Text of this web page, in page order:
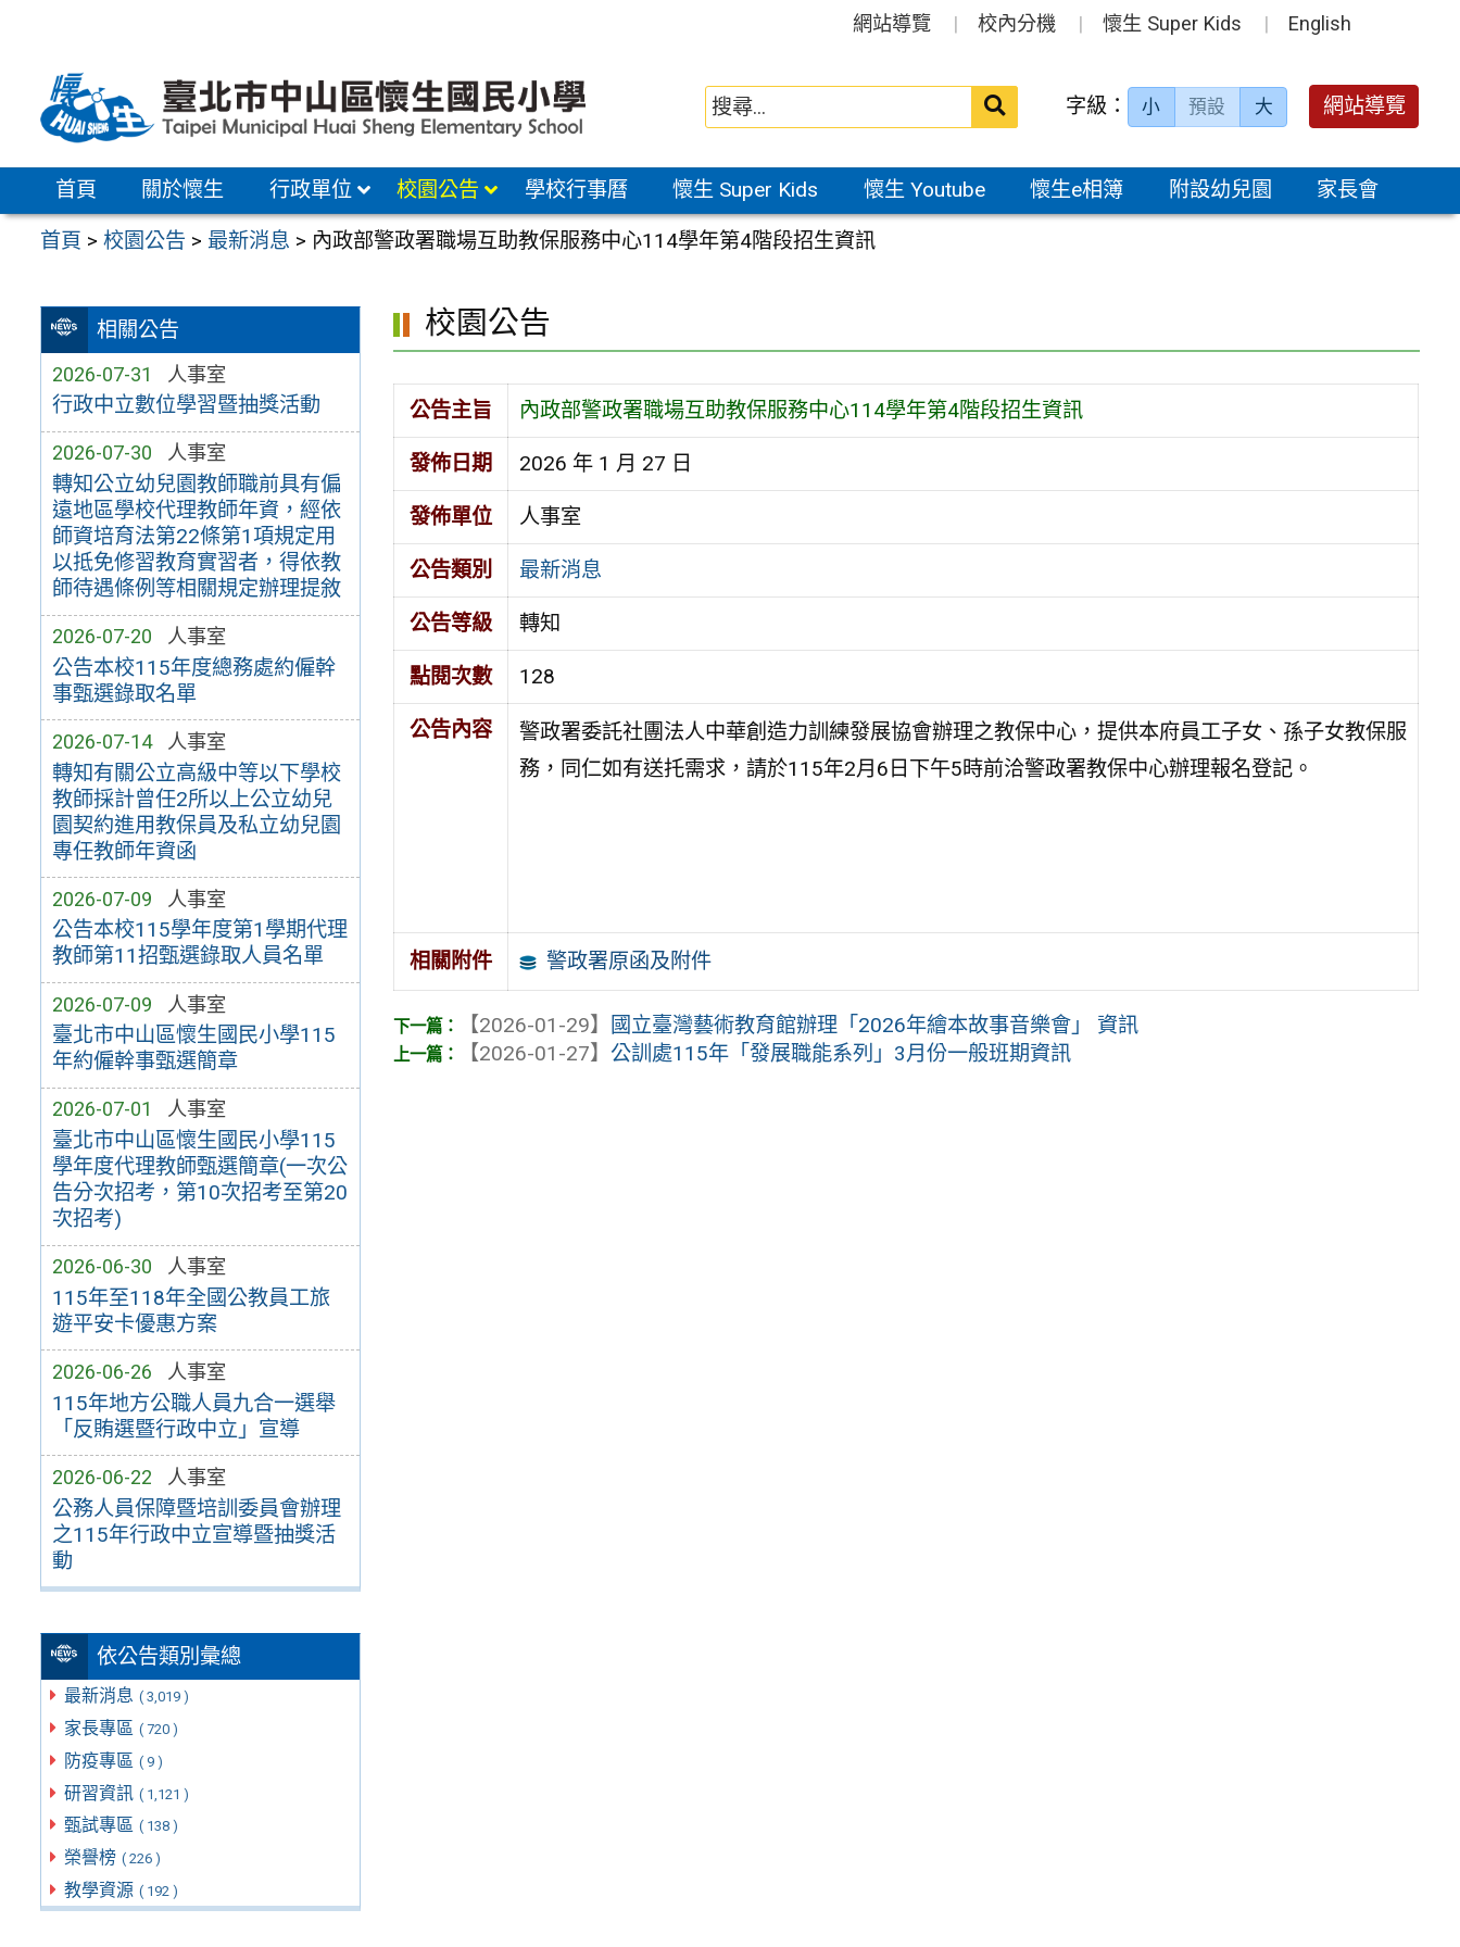
區
網站導覽 校內分機 懷生 Super Kids English
送出 字級： 小 預設 大 網站導覽
首頁 關於懷生 行政單位 校園公告 學校行事曆 懷生 Super Kids 懷生 Youtube 懷生e相簿 附設幼兒園 家長會
首頁 >校園公告 > 最新消息 > 內政部警政署職場互助教保服務中心114學年第4階段招生資訊
相關公告
2026-07-31 人事室
行政中立數位學習暨抽獎活動
2026-07-30 人事室
轉知公立幼兒園教師職前具有偏
遠地區學校代理教師年資，經依
師資培育法第22條第1項規定用
以抵免修習教育實習者，得依教
師待遇條例等相關規定辦理提敘
2026-07-20 人事室
公告本校115年度總務處約僱幹
事甄選錄取名單
2026-07-14 人事室
轉知有關公立高級中等以下學校
教師採計曾任2所以上公立幼兒
園契約進用教保員及私立幼兒園
專任教師年資函
2026-07-09 人事室
公告本校115學年度第1學期代理
教師第11招甄選錄取人員名單
2026-07-09 人事室
臺北市中山區懷生國民小學115
年約僱幹事甄選簡章
2026-07-01 人事室
臺北市中山區懷生國民小學115
學年度代理教師甄選簡章(一次公
告分次招考，第10次招考至第20
次招考)
2026-06-30 人事室
115年至118年全國公教員工旅
遊平安卡優惠方案
2026-06-26 人事室
115年地方公職人員九合一選舉
「反賄選暨行政中立」宣導
2026-06-22 人事室
公務人員保障暨培訓委員會辦理
之115年行政中立宣導暨抽獎活
動
依公告類別彙總
最新消息 ( 3,019 )
家長專區 ( 720 )
防疫專區 ( 9 )
研習資訊 ( 1,121 )
甄試專區 ( 138 )
榮譽榜 ( 226 )
教學資源 ( 192 )
校園公告
公告主旨 內政部警政署職場互助教保服務中心114學年第4階段招生資訊
發佈日期 2026 年 1 月 27 日
發佈單位 人事室
公告類別 最新消息
公告等級 轉知
點閱次數 128
公告內容
警政署委託社團法人中華創造力訓練發展協會辦理之教保中心，提供本府員工子女、孫子女教保服
務，同仁如有送托需求，請於115年2月6日下午5時前洽警政署教保中心辦理報名登記。
相關附件 警政署原函及附件
【2026-01-29】
國立臺灣藝術教育館辦理「2026年繪本故事音樂會」 資訊
【2026-01-27】 公訓處115年「發展職能系列」3月份一般班期資訊